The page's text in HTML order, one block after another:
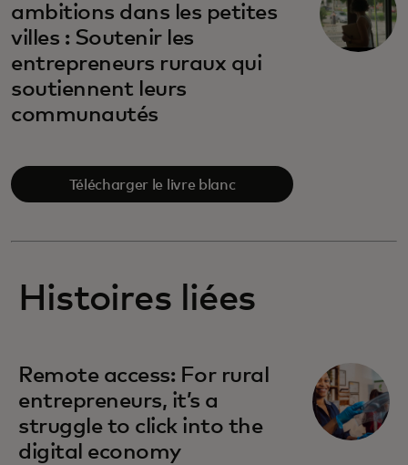
ambitions dans les petites
villes : Soutenir les
entrepreneurs ruraux qui
soutiennent leurs
communautés
Télécharger le livre blanc
Histoires liées
Remote access: For rural
entrepreneurs, it’s a
struggle to click into the
digital economy